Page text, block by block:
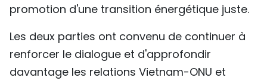
promotion d'une transition énergétique juste.
Les deux parties ont convenu de continuer à
renforcer le dialogue et d'approfondir
davantage les relations Vietnam-ONU et